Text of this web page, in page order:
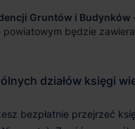
Gruntów i Budynków
będzie